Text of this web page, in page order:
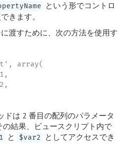
という形でコントロ
きます。
渡すために、次の方法を使用す
array(
ドは 2 番目の配列のパラメータ
結果、ビュースクリプト内で
と $var2
としてアクセスでき